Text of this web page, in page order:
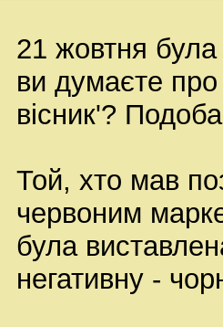
21 жовтня
ви думаєте
вісник'?
Той, хто мав
червоним
була
негативну -